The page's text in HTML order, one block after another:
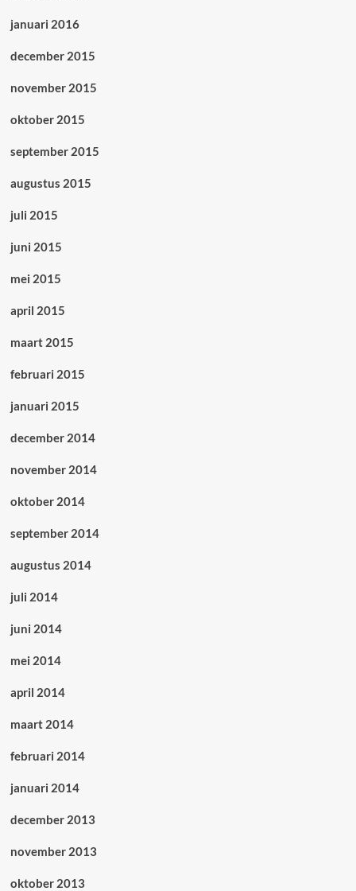
januari 2016
december 2015
november 2015
oktober 2015
september 2015
augustus 2015
juli 2015
juni 2015
mei 2015
april 2015
maart 2015
februari 2015
januari 2015
december 2014
november 2014
oktober 2014
september 2014
augustus 2014
juli 2014
juni 2014
mei 2014
april 2014
maart 2014
februari 2014
januari 2014
december 2013
november 2013
oktober 2013